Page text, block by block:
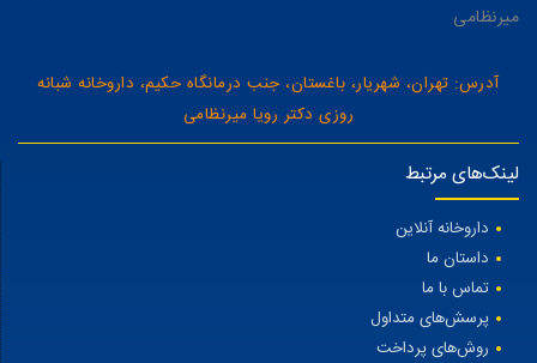
میرنظامی
آدرس: تهران، شهریار، باغستان، جنب درمانگاه حکیم، داروخانه شبانه
روزی دکتر رویا میرنظامی
لینک‌های مرتبط
داروخانه آنلاین
داستان ما
تماس با ما
پرسش‌های متداول
روش‌های پرداخت